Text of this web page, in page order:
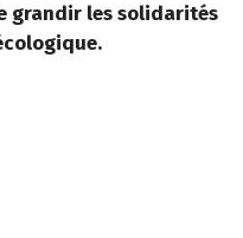
grandir les solidarités